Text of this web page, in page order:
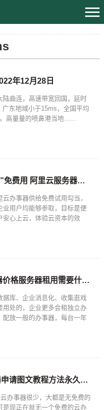
年12月28日
陆曲连，高速带宽回国，延时
广东地域小于15ms，全国平均
高量量的喷鼻港当地......
免费网页服务器2核+4GB“电脑”免费用 阿里云服务器：0成本上云
云办事器供给免费试用勾当，
业用户均能够参取，目标是便
安心上云，体验云资本的效
服务器租用费用一年租用服务器价格服务器租用需要什么注意的
据库、企业消息化、收集逛戏
用处的，企业更多会租独立办
配放一般的办事器，每台一年
Oracle甲骨文免费vps云服务器申请图文教程方法永久免费云服务器地址
办事器很少，大都是无免费的
是现正在就无一个免费的云办